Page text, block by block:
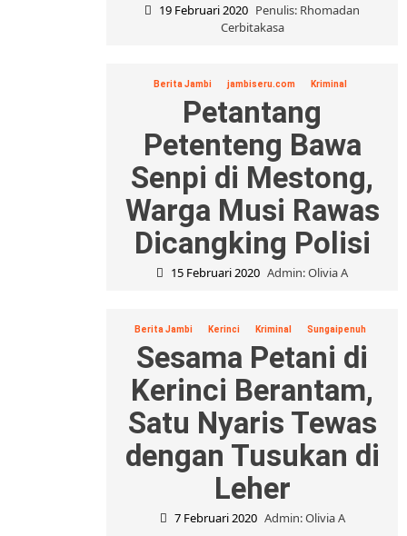
19 Februari 2020 Penulis: Rhomadan
Cerbitakasa
Berita Jambi jambiseru.com Kriminal
Petantang
Petenteng Bawa
Senpi di Mestong,
Warga Musi Rawas
Dicangking Polisi
15 Februari 2020 Admin: Olivia A
Berita Jambi Kerinci Kriminal Sungaipenuh
Sesama Petani di
Kerinci Berantam,
Satu Nyaris Tewas
dengan Tusukan di
Leher
7 Februari 2020 Admin: Olivia A